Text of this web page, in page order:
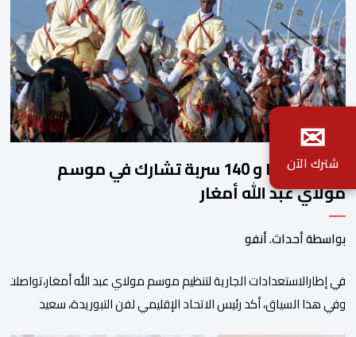
2140 فارسا و 140 سربة تشارك في موسم
مولاي عبد الله أمغار
بواسطة أحداث. أنفو
في إطارالاستعدادات الجارية لتنظيم موسم مولاي عبد الله
وفي هذا السياق، أكد رئيس الاتحاد الإقليمي لفن التبوريدة، سعيد
✉
شترك الآن